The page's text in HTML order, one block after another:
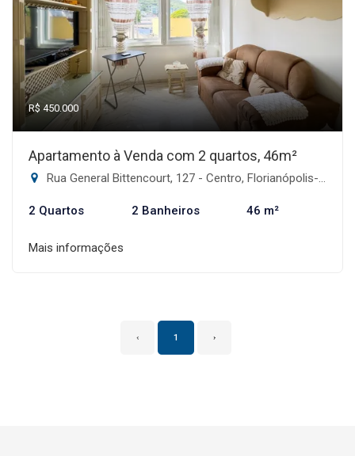
R$ 450.000
Apartamento à Venda com 2 quartos, 46m²
Rua General Bittencourt, 127 - Centro, Florianópolis-SC
2 Quartos 2 Banheiros 46 m²
Mais informações
‹ 1 ›